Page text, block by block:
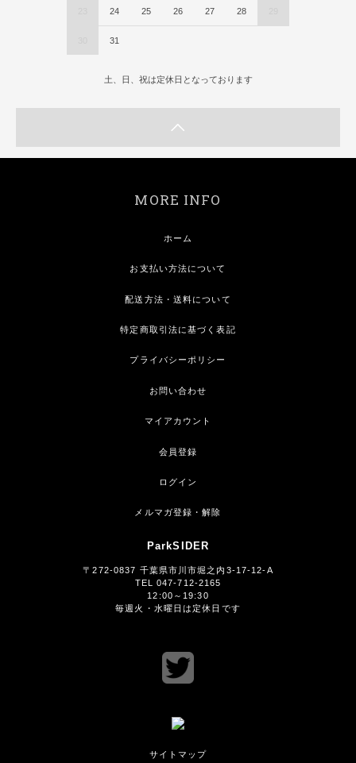
24 25 26 27 28
31
土、日、祝は定休日となっております
MORE INFO
ホーム
お支払い方法について
配送方法・送料について
特定商取引法に基づく表記
プライバシーポリシー
お問い合わせ
マイアカウント
会員登録
ログイン
メルマガ登録・解除
ParkSIDER
〒272-0837 千葉県市川市堀之内3-17-12-A
TEL 047-712-2165
12:00～19:30
毎週火・水曜日は定休日です
サイトマップ